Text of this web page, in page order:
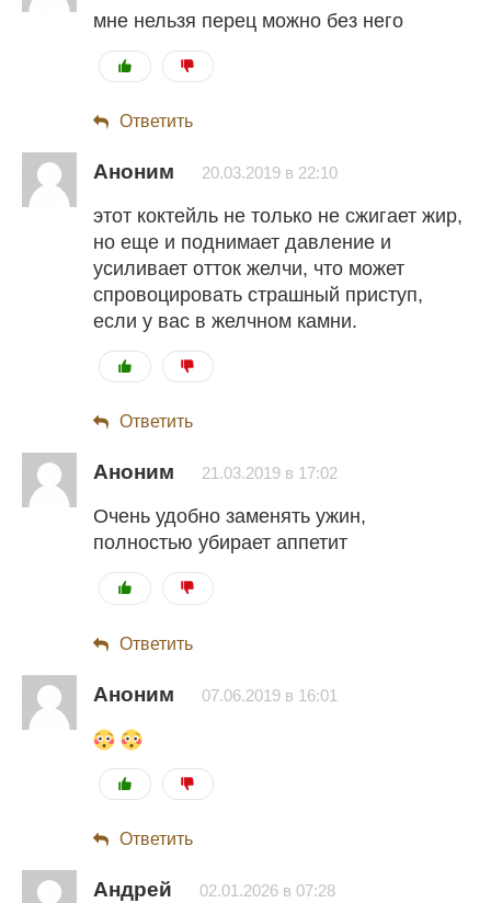
мне нельзя перец можно без него
Ответить
Аноним 20.03.2019 в 22:10
этот коктейль не только не сжигает жир,
но еще и поднимает давление и
усиливает отток желчи, что может
спровоцировать страшный приступ,
если у вас в желчном камни.
Ответить
Аноним 21.03.2019 в 17:02
Очень удобно заменять ужин,
полностью убирает аппетит
Ответить
Аноним 07.06.2019 в 16:01
Ответить
Андрей 02.01.2026 в 07:28